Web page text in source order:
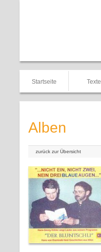
Startseite Texte
Alben
zurück zur Übersicht